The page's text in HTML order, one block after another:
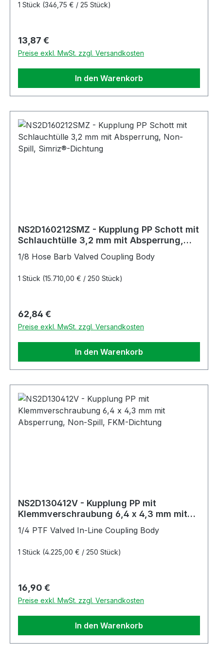
1 Stück (346,75 € / 25 Stück)
Regulärer Preis:
13,87 €
Preise exkl. MwSt. zzgl. Versandkosten
In den Warenkorb
NS2D160212SMZ - Kupplung PP Schott mit
Schlauchtülle 3,2 mm mit Absperrung,
1/8 Hose Barb Valved Coupling Body
1 Stück (15.710,00 € / 250 Stück)
Regulärer Preis:
62,84 €
Preise exkl. MwSt. zzgl. Versandkosten
In den Warenkorb
NS2D130412V - Kupplung PP mit
Klemmverschraubung 6,4 x 4,3 mm mit
1/4 PTF Valved In-Line Coupling Body
1 Stück (4.225,00 € / 250 Stück)
Regulärer Preis:
16,90 €
Preise exkl. MwSt. zzgl. Versandkosten
In den Warenkorb